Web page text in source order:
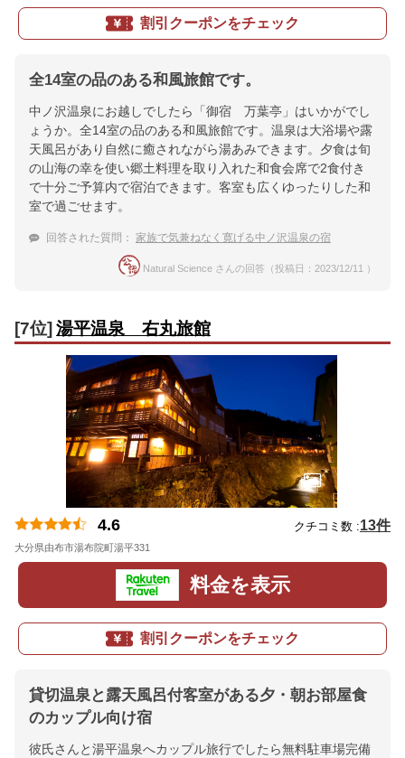
割引クーポンをチェック
全14室の品のある和風旅館です。
中ノ沢温泉にお越しでしたら「御宿 万葉亭」はいかがでし
ょうか。全14室の品のある和風旅館です。温泉は大浴場や露
天風呂があり自然に癒されながら湯あみできます。夕食は旬
の山海の幸を使い郷土料理を取り入れた和食会席で2食付き
で十分ご予算内で宿泊できます。客室も広くゆったりした和
室で過ごせます。
回答された質問： 家族で気兼ねなく寛げる中ノ沢温泉の宿
Natural Science さんの回答（投稿日：2023/12/11 ）
[7位] 湯平温泉 右丸旅館
4.6 クチコミ数 :13件
大分県由布市湯布院町湯平331
料金を表示
割引クーポンをチェック
貸切温泉と露天風呂付客室がある夕・朝お部屋食
のカップル向け宿
彼氏さんと湯平温泉へカップル旅行でしたら無料駐車場完備